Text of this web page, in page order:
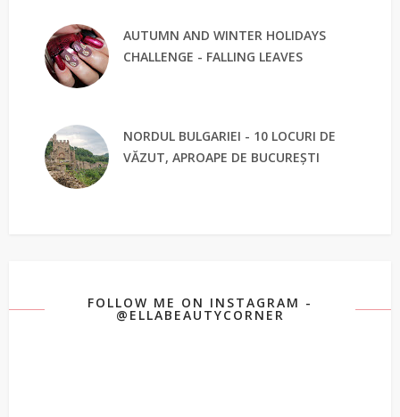
AUTUMN AND WINTER HOLIDAYS
CHALLENGE - FALLING LEAVES
NORDUL BULGARIEI - 10 LOCURI DE
VĂZUT, APROAPE DE BUCUREȘTI
FOLLOW ME ON INSTAGRAM -
@ELLABEAUTYCORNER